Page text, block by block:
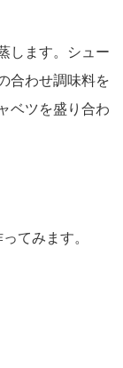
します。シュー
合わせ調味料を
ベツを盛り合わ
てみます。